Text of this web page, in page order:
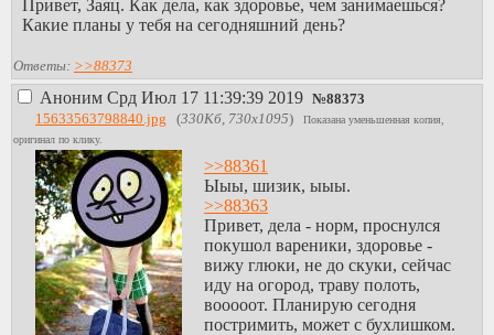
Привет, Заяц. Как дела, как здоровье, чем занимаешься?
Какие планы у тебя на сегодняшний день?
Ответы: >>88373
Аноним Срд Июл 17 11:39:39 2019 №88373
15633563798840.jpg (330Кб, 730x1095)
Показана уменьшенная копия,
оригинал по клику.
>>88361
Ыыы, шизик, ыыы.
>>88363
Привет, дела - норм, проснулся
покушол вареники, здоровье -
вижу глюки, не до скуки, сейчас
иду на огород, траву полоть,
вооооот. Планирую сегодня
постримить, может с бухлишком.